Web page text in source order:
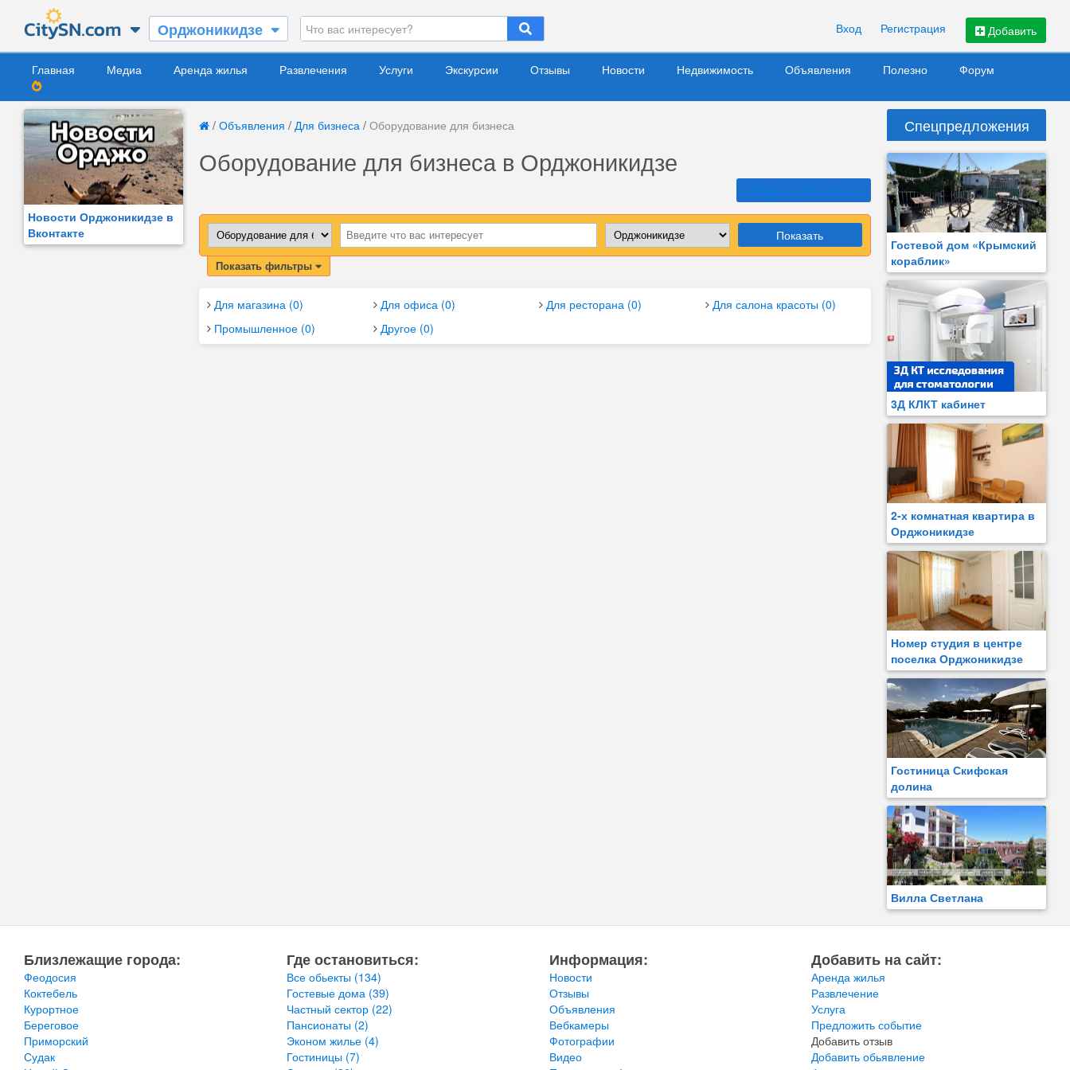
Орджоникидзе Добавить
Вход Регистрация
Главная Медиа Аренда жилья Развлечения Услуги Экскурсии Отзывы Новости Недвижимость Объявления Полезно Форум
Новости Орджоникидзе в
Вконтакте
/ Объявления / Для бизнеса / Оборудование для бизнеса
Оборудование для бизнеса в Орджоникидзе
Добавить объявление
Показать
Показать фильтры
Для магазина (0) Для офиса (0) Для ресторана (0)
Для салона красоты (0)
Промышленное (0)
Другое (0)
Спецпредложения
Гостевой дом «Крымский
кораблик»
3Д КЛКТ кабинет
2-х комнатная квартира в
Орджоникидзе
Номер студия в центре
поселка Орджоникидзе
Гостиница Скифская
долина
Вилла Светлана
Близлежащие города:
Феодосия
Коктебель
Курортное
Береговое
Приморский
Судак
Где остановиться:
Все обьекты (134)
Гостевые дома (39)
Частный сектор (22)
Пансионаты (2)
Эконом жилье (4)
Гостиницы (7)
Информация:
Новости
Отзывы
Объявления
Вебкамеры
Фотографии
Видео
Добавить на сайт:
Аренда жилья
Развлечение
Услуга
Предложить событие
Добавить отзыв
Добавить обьявление